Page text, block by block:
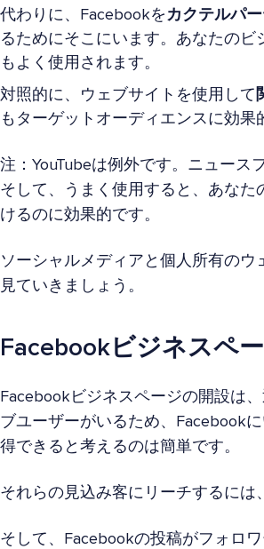
代わりに、Facebookを カクテルパ
るためにそこにいます。あなたのビ
もよく使用されます。
対照的に、ウェブサイトを使用して
もターゲットオーディエンスに効果
注：YouTubeは例外です。ニュース
そして、うまく使用すると、あなた
けるのに効果的です。
ソーシャルメディアと個人所有の
見ていきましょう。
Facebookビジネスペ
Facebookビジネスページの開設は
ブユーザーがいるため、Facebook
得できると考えるのは簡単です。
それらの見込み客にリーチするには
そして、Facebookの投稿がフォロ